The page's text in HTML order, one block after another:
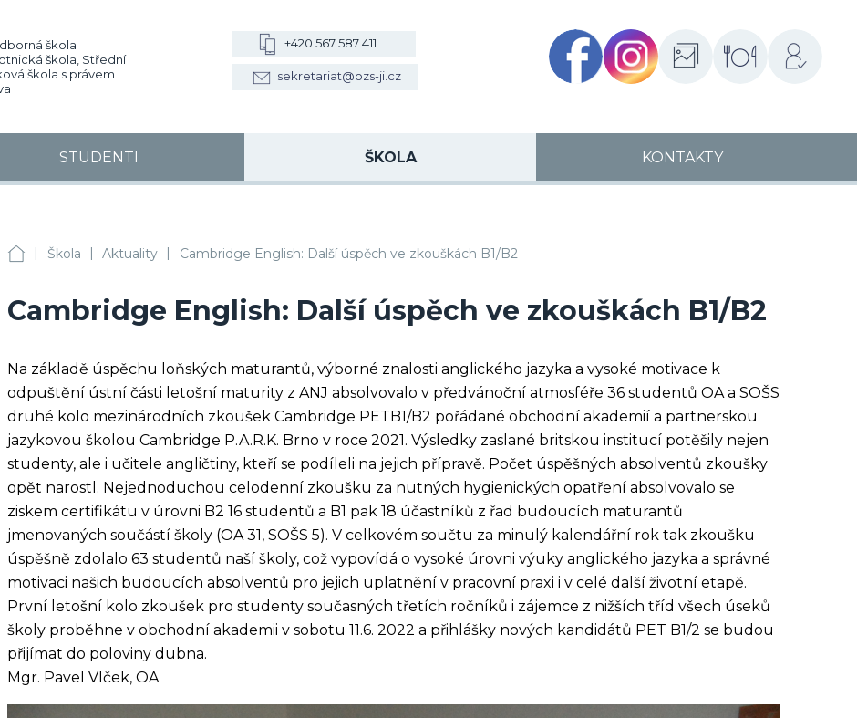
škola
škola, Střední
škola s právem
+420 567 587 411
sekretariat@ozs-ji.cz
FacebookInstagramFotogalerieŠkolní
jídelny
Přihlášení
STUDENTI ŠKOLA KONTAKTY
OA, VOŠZ a SZŠ, SOŠS Jihlava
| Škola | Aktuality | Cambridge English: Další úspěch ve zkouškách B1/B2
Cambridge English: Další úspěch ve zkouškách B1/B2
Na základě úspěchu loňských maturantů, výborné znalosti anglického jazyka a vysoké motivace k
odpuštění ústní části letošní maturity z ANJ absolvovalo v předvánoční atmosféře 36 studentů OA a SOŠS
druhé kolo mezinárodních zkoušek Cambridge PETB1/B2 pořádané obchodní akademií a partnerskou
jazykovou školou Cambridge P.A.R.K. Brno v roce 2021. Výsledky zaslané britskou institucí potěšily nejen
studenty, ale i učitele angličtiny, kteří se podíleli na jejich přípravě. Počet úspěšných absolventů zkoušky
opět narostl. Nejednoduchou celodenní zkoušku za nutných hygienických opatření absolvovalo se
ziskem certifikátu v úrovni B2 16 studentů a B1 pak 18 účastníků z řad budoucích maturantů
jmenovaných součástí školy (OA 31, SOŠS 5). V celkovém součtu za minulý kalendářní rok tak zkoušku
úspěšně zdolalo 63 studentů naší školy, což vypovídá o vysoké úrovni výuky anglického jazyka a správné
motivaci našich budoucích absolventů pro jejich uplatnění v pracovní praxi i v celé další životní etapě.
První letošní kolo zkoušek pro studenty současných třetích ročníků i zájemce z nižších tříd všech úseků
školy proběhne v obchodní akademii v sobotu 11.6. 2022 a přihlášky nových kandidátů PET B1/2 se budou
přijímat do poloviny dubna.
Mgr. Pavel Vlček, OA